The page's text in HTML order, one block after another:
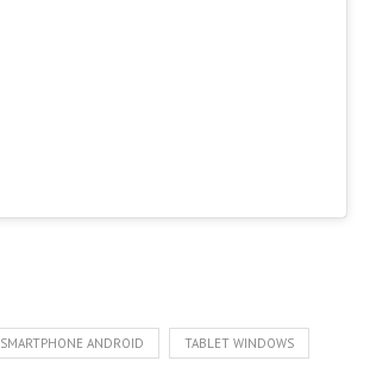
SMARTPHONE ANDROID TABLET WINDOWS